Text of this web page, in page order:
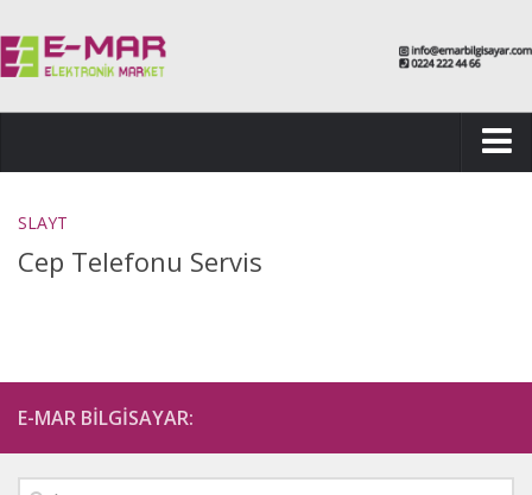
Laptop LCD Ekran Tamiri
Masaüstü Bilgisayar Servisi
SLAYT
Cep Telefonu Servis
E-MAR BİLGİSAYAR: